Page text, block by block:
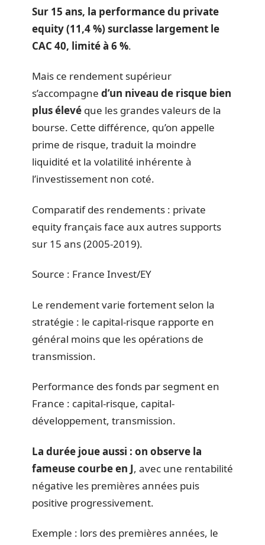
Sur 15 ans, la performance du private
equity (11,4 %) surclasse largement le
CAC 40, limité à 6 %.
Mais ce rendement supérieur
s’accompagne d’un niveau de risque bien
plus élevé que les grandes valeurs de la
bourse. Cette différence, qu’on appelle
prime de risque, traduit la moindre
liquidité et la volatilité inhérente à
l’investissement non coté.
Comparatif des rendements : private
equity français face aux autres supports
sur 15 ans (2005-2019).
Source : France Invest/EY
Le rendement varie fortement selon la
stratégie : le capital-risque rapporte en
général moins que les opérations de
transmission.
Performance des fonds par segment en
France : capital-risque, capital-
développement, transmission.
La durée joue aussi : on observe la
fameuse courbe en J, avec une rentabilité
négative les premières années puis
positive progressivement.
Exemple : lors des premières années, le